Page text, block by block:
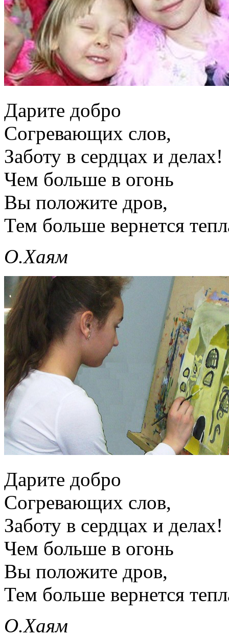
Дарите добро
Согревающих слов,
Заботу в сердцах и делах!
Чем больше в огонь
Вы положите дров,
Тем больше вернется
О.Хаям
Дарите добро
Согревающих слов,
Заботу в сердцах и делах!
Чем больше в огонь
Вы положите дров,
Тем больше вернется
О.Хаям